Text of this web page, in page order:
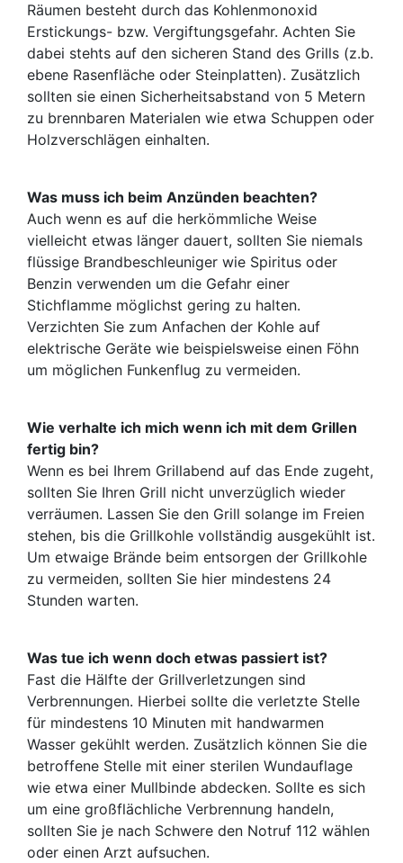
Räumen besteht durch das Kohlenmonoxid
Erstickungs- bzw. Vergiftungsgefahr. Achten Sie
dabei stehts auf den sicheren Stand des Grills (z.b.
ebene Rasenfläche oder Steinplatten). Zusätzlich
sollten sie einen Sicherheitsabstand von 5 Metern
zu brennbaren Materialen wie etwa Schuppen oder
Holzverschlägen einhalten.
Was muss ich beim Anzünden beachten?
Auch wenn es auf die herkömmliche Weise
vielleicht etwas länger dauert, sollten Sie niemals
flüssige Brandbeschleuniger wie Spiritus oder
Benzin verwenden um die Gefahr einer
Stichflamme möglichst gering zu halten.
Verzichten Sie zum Anfachen der Kohle auf
elektrische Geräte wie beispielsweise einen Föhn
um möglichen Funkenflug zu vermeiden.
Wie verhalte ich mich wenn ich mit dem Grillen
fertig bin?
Wenn es bei Ihrem Grillabend auf das Ende zugeht,
sollten Sie Ihren Grill nicht unverzüglich wieder
verräumen. Lassen Sie den Grill solange im Freien
stehen, bis die Grillkohle vollständig ausgekühlt ist.
Um etwaige Brände beim entsorgen der Grillkohle
zu vermeiden, sollten Sie hier mindestens 24
Stunden warten.
Was tue ich wenn doch etwas passiert ist?
Fast die Hälfte der Grillverletzungen sind
Verbrennungen. Hierbei sollte die verletzte Stelle
für mindestens 10 Minuten mit handwarmen
Wasser gekühlt werden. Zusätzlich können Sie die
betroffene Stelle mit einer sterilen Wundauflage
wie etwa einer Mullbinde abdecken. Sollte es sich
um eine großflächliche Verbrennung handeln,
sollten Sie je nach Schwere den Notruf 112 wählen
oder einen Arzt aufsuchen.